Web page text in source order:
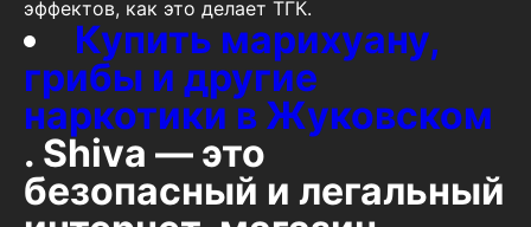
эффектов, как это делает ТГК.
Купить марихуану,
грибы и другие
наркотики в Жуковском
. Shiva — это
безопасный и легальный